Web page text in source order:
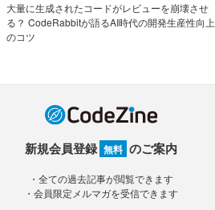
大量に生成されたコードがレビューを崩壊させ
る？ CodeRabbitが語るAI時代の開発生産性向上
のコツ
新規会員登録 無料 のご案内
・全ての過去記事が閲覧できます
・会員限定メルマガを受信できます